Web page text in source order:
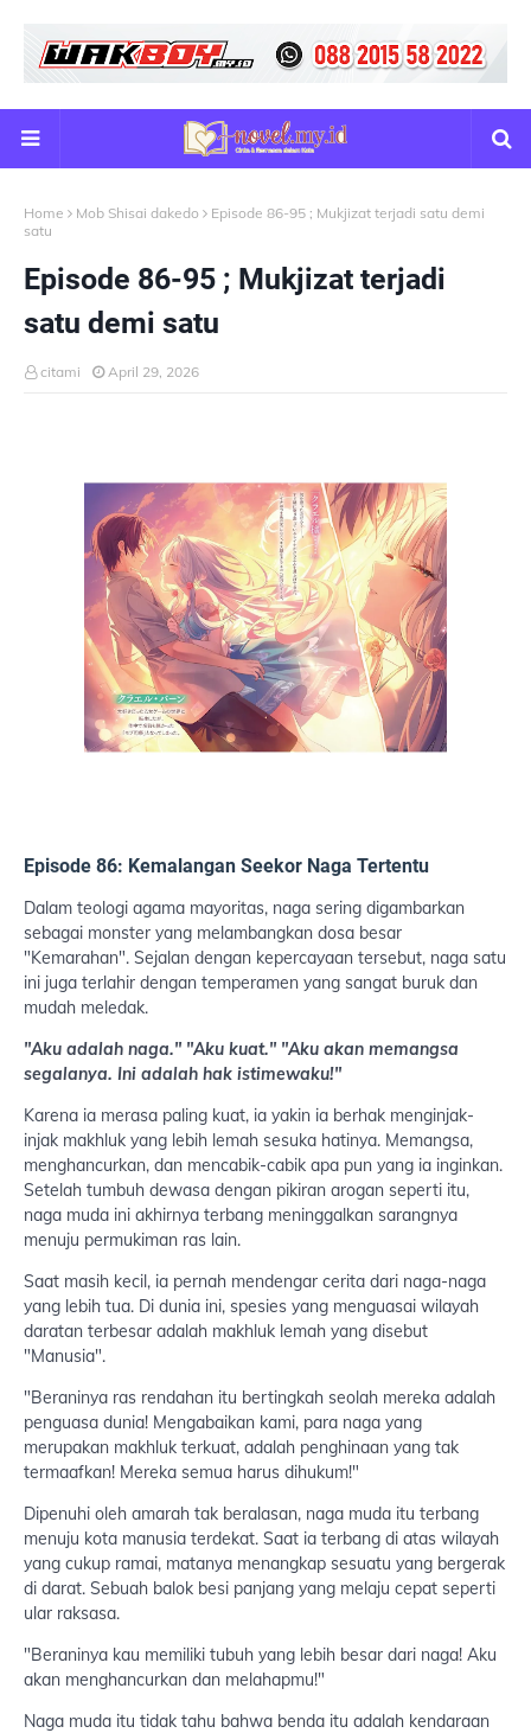
Home Mob Shisai dakedo
Episode 86-95 ; Mukjizat terjadi satu demi
satu
Episode 86-95 ; Mukjizat terjadi
satu demi satu
citami April 29, 2026
Episode 86: Kemalangan Seekor Naga Tertentu
Dalam teologi agama mayoritas, naga sering digambarkan
sebagai monster yang melambangkan dosa besar
"Kemarahan". Sejalan dengan kepercayaan tersebut, naga satu
ini juga terlahir dengan temperamen yang sangat buruk dan
mudah meledak.
"Aku adalah naga." "Aku kuat." "Aku akan memangsa
segalanya. Ini adalah hak istimewaku!"
Karena ia merasa paling kuat, ia yakin ia berhak menginjak-
injak makhluk yang lebih lemah sesuka hatinya. Memangsa,
menghancurkan, dan mencabik-cabik apa pun yang ia inginkan.
Setelah tumbuh dewasa dengan pikiran arogan seperti itu,
naga muda ini akhirnya terbang meninggalkan sarangnya
menuju permukiman ras lain.
Saat masih kecil, ia pernah mendengar cerita dari naga-naga
yang lebih tua. Di dunia ini, spesies yang menguasai wilayah
daratan terbesar adalah makhluk lemah yang disebut
"Manusia".
"Beraninya ras rendahan itu bertingkah seolah mereka adalah
penguasa dunia! Mengabaikan kami, para naga yang
merupakan makhluk terkuat, adalah penghinaan yang tak
termaafkan! Mereka semua harus dihukum!"
Dipenuhi oleh amarah tak beralasan, naga muda itu terbang
menuju kota manusia terdekat. Saat ia terbang di atas wilayah
yang cukup ramai, matanya menangkap sesuatu yang bergerak
di darat. Sebuah balok besi panjang yang melaju cepat seperti
ular raksasa.
"Beraninya kau memiliki tubuh yang lebih besar dari naga! Aku
akan menghancurkan dan melahapmu!"
Naga muda itu tidak tahu bahwa benda itu adalah kendaraan